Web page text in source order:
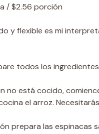
/ $2.56 porción
y flexible es mi
todos los
no está cocido,
el arroz.
prepara las espinacas